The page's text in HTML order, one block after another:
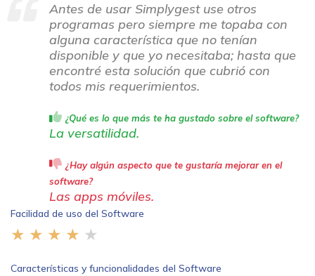
Antes de usar Simplygest use otros
programas pero siempre me topaba con
alguna característica que no tenían
disponible y que yo necesitaba; hasta que
encontré esta solución que cubrió con
todos mis requerimientos.
¿Qué es lo que más te ha gustado sobre el software?
La versatilidad.
¿Hay algún aspecto que te gustaría mejorar en el
software?
Las apps móviles.
Facilidad de uso del Software
Características y funcionalidades del Software